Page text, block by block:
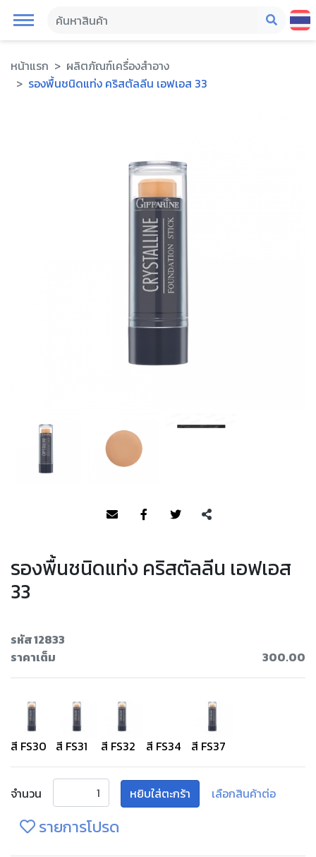
หน้าแรก
ผลิตภัณฑ์เครื่องสำอาง
รองพื้นชนิดแท่ง คริสตัลลีน เอฟเอส 33
รองพื้นชนิดแท่ง คริสตัลลีน เอฟเอส
33
รหัส 12833
ราคาเต็ม
300.00
สี FS30 สี FS31 สี FS32 สี FS34 สี FS37
จำนวน หยิบใส่ตะกร้า เลือกสินค้าต่อ
รายการโปรด